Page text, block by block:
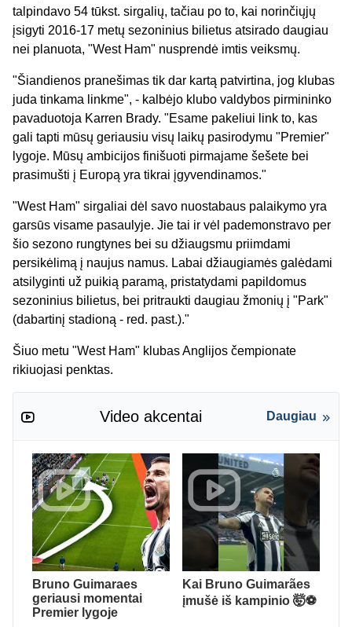
talpindavo 54 tūkst. sirgalių, tačiau po to, kai norinčiųjų
įsigyti 2016-17 metų sezoninius bilietus atsirado daugiau
nei planuota, "West Ham" nusprendė imtis veiksmų.
"Šiandienos pranešimas tik dar kartą patvirtina, jog klubas
juda tinkama linkme", - kalbėjo klubo valdybos pirmininko
pavaduotoja Karren Brady. "Esame pakeliui link to, kas
gali tapti mūsų geriausiu visų laikų pasirodymu "Premier"
lygoje. Mūsų ambicijos finišuoti pirmajame šešete bei
prasimušti į Europą yra tikrai įgyvendinamos."
"West Ham" sirgaliai dėl savo nuostabaus palaikymo yra
garsūs visame pasaulyje. Jie tai ir vėl pademonstravo per
šio sezono rungtynes bei su džiaugsmu priimdami
persikėlimą į naujus namus. Labai džiaugiamės galėdami
atsilyginti už puikią paramą, pristatydami papildomus
sezoninius bilietus, bei pritraukti daugiau žmonių į "Park"
(dabartinį stadioną - red. past.)."
Šiuo metu "West Ham" klubas Anglijos čempionate
rikiuojasi penktas.
Video akcentai Daugiau
Bruno Guimaraes
geriausi momentai
Premier lygoje
Kai Bruno Guimarães
įmušė iš kampinio 🤯⚽️